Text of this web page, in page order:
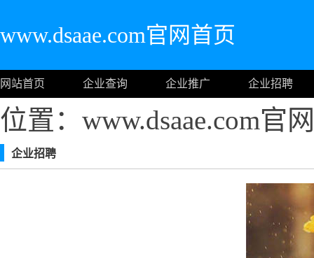
www.dsaae.com官网首页
网站首页 企业查询 企业推广 企业招聘
位置：www.dsaae.com官
企业招聘